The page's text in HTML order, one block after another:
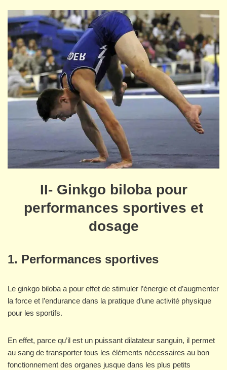
II- Ginkgo biloba pour
performances sportives et
dosage
1. Performances sportives
Le ginkgo biloba a pour effet de stimuler l’énergie et d’augmenter
la force et l’endurance dans la pratique d’une activité physique
pour les sportifs.
En effet, parce qu’il est un puissant dilatateur sanguin, il permet
au sang de transporter tous les éléments nécessaires au bon
fonctionnement des organes jusque dans les plus petits